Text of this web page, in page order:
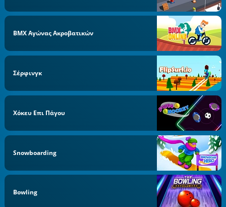
BMX Αγώνας Ακροβατικών
Σέρφινγκ
Χόκευ Επι Πάγου
Snowboarding
Bowling